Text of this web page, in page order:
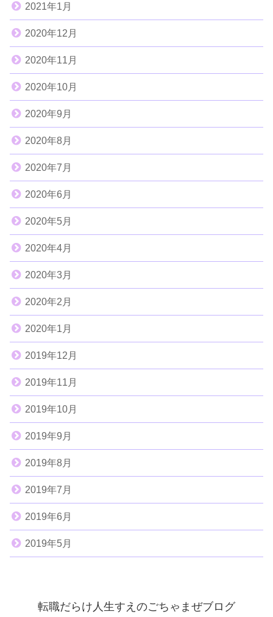
2021年1月
2020年12月
2020年11月
2020年10月
2020年9月
2020年8月
2020年7月
2020年6月
2020年5月
2020年4月
2020年3月
2020年2月
2020年1月
2019年12月
2019年11月
2019年10月
2019年9月
2019年8月
2019年7月
2019年6月
2019年5月
転職だらけ人生すえのごちゃまぜブログ